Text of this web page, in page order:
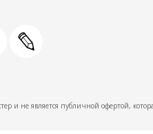
и не является публичной офертой,